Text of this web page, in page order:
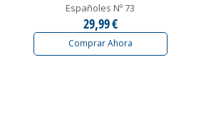
Españoles Nº 73
29,99 €
Comprar Ahora